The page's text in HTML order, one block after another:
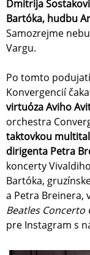
Dmitrija
Bartóka, hudbu
Samozrejme
Vargu.
Po tomto
Konvergencií
virtuóza Aviho
orchestra
taktovkou
dirigenta Petra
koncerty
Bartóka,
a Petra Breinera,
Beatles Concerto
pre Instagram s